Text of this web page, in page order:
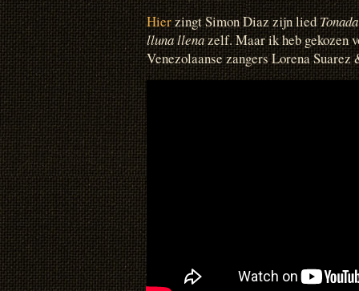
Hierzingt Simon Diaz zijn lied
lluna llenazelf. Maar ik heb gekozen
Venezolaanse zangers Lorena Suarez